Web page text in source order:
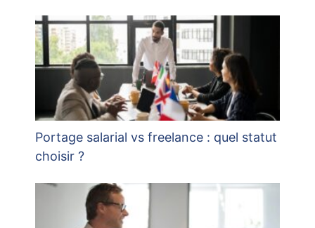
Portage salarial vs freelance : quel statut
choisir ?